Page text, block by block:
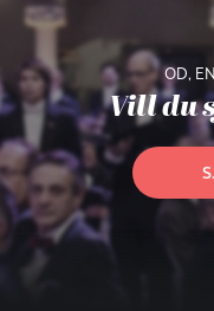
OD,
Vill du